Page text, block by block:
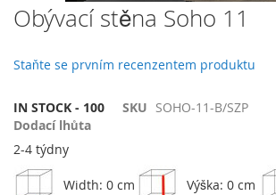
Přeskočit
na
galerie
Obývací stěna Soho 11
Staňte se prvním recenzentem produktu
IN STOCK - 100 SKU SOHO-11-B/SZP
Dodací lhůta
2-4 týdny
Width: 0 cm Výška: 0 cm